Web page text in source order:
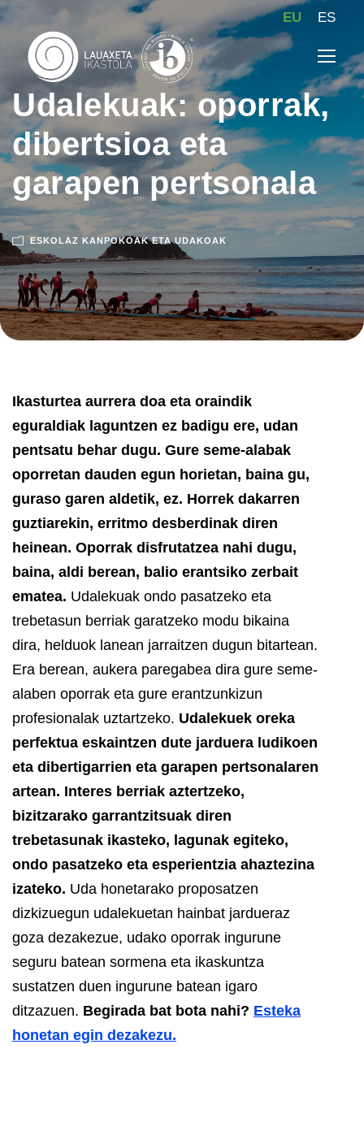
EU ES
Udalekuak: oporrak,
dibertsioa eta
garapen pertsonala
ESKOLAZ KANPOKOAK ETA UDAKOAK
Ikasturtea aurrera doa eta oraindik
eguraldiak laguntzen ez badigu ere, udan
pentsatu behar dugu. Gure seme-alabak
oporretan dauden egun horietan, baina gu,
guraso garen aldetik, ez. Horrek dakarren
guztiarekin, erritmo desberdinak diren
heinean. Oporrak disfrutatzea nahi dugu,
baina, aldi berean, balio erantsiko zerbait
ematea. Udalekuak ondo pasatzeko eta
trebetasun berriak garatzeko modu bikaina
dira, helduok lanean jarraitzen dugun bitartean.
Era berean, aukera paregabea dira gure seme-
alaben oporrak eta gure erantzunkizun
profesionalak uztartzeko. Udalekuek oreka
perfektua eskaintzen dute jarduera ludikoen
eta dibertigarrien eta garapen pertsonalaren
artean. Interes berriak aztertzeko,
bizitzarako garrantzitsuak diren
trebetasunak ikasteko, lagunak egiteko,
ondo pasatzeko eta esperientzia ahaztezina
izateko. Uda honetarako proposatzen
dizkizuegun udalekuetan hainbat jardueraz
goza dezakezue, udako oporrak ingurune
seguru batean sormena eta ikaskuntza
sustatzen duen ingurune batean igaro
ditzazuen. Begirada bat bota nahi? Esteka
honetan egin dezakezu.